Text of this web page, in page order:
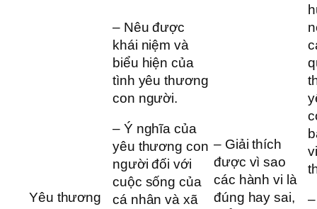
Yêu thương
– Nêu được
khái niệm và
biểu hiện của
tình yêu thương
con người.
– Ý nghĩa của
yêu thương con
người đối với
cuộc sống của
cá nhân và xã
– Giải thích
được vì sao
các hành vi là
đúng hay sai,